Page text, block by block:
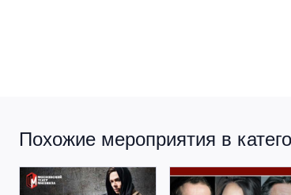
Похожие мероприятия в